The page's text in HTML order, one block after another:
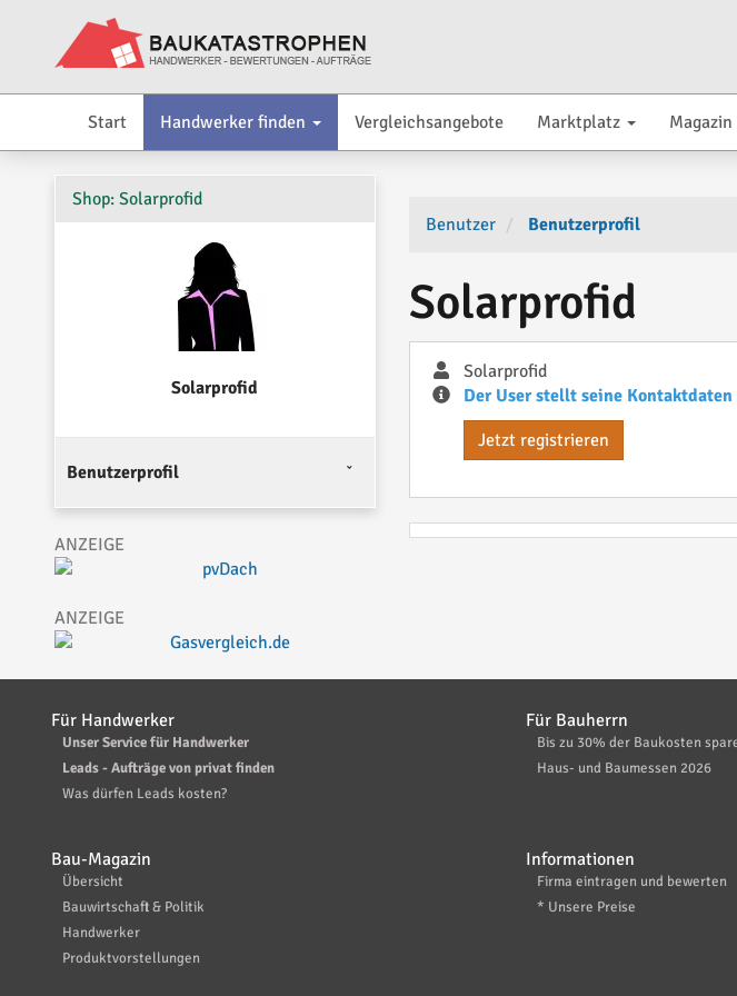
Start Handwerker finden Vergleichsangebote Marktplatz Magazin
Benutzer Benutzerprofil
Solarprofid
Solarprofid
Der User stellt seine
Jetzt registrieren
Shop: Solarprofid
Solarprofid
Benutzerprofil
Für Handwerker
Unser Service für Handwerker
Leads - Aufträge von privat finden
Was dürfen Leads kosten?
Für Bauherrn
Bis zu 30% der Baukosten
Haus- und Baumessen 2026
Bau-Magazin
Übersicht
Bauwirtschaft & Politik
Handwerker
Produktvorstellungen
Informationen
Firma eintragen und bewerten
* Unsere Preise